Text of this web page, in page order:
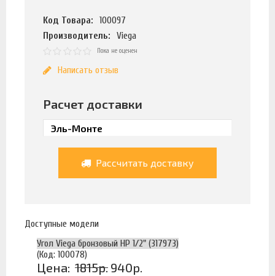
Код Товара:
100097
Производитель:
Viega
Пока не оценен
Написать отзыв
Расчет доставки
Рассчитать доставку
Доступные модели
Угол Viega бронзовый НР 1/2" (317973)
(Код: 100078)
Цена: 1815р. 940р.